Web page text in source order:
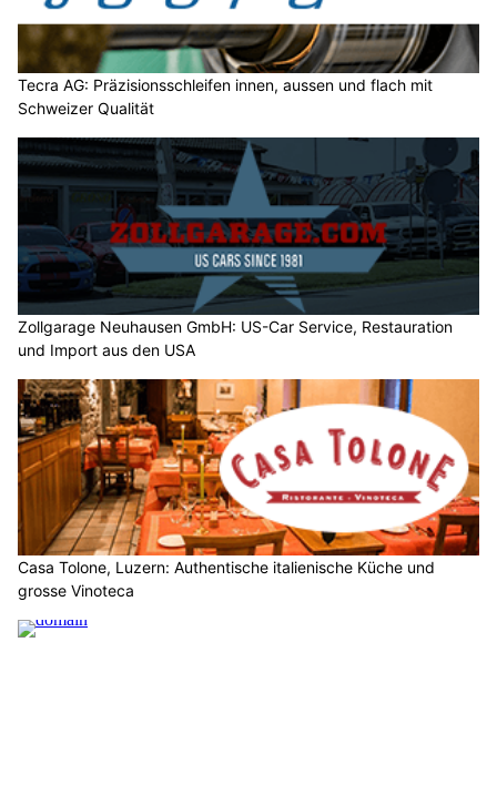
Tecra AG: Präzisionsschleifen innen, aussen und flach mit
Schweizer Qualität
Zollgarage Neuhausen GmbH: US-Car Service, Restauration
und Import aus den USA
Casa Tolone, Luzern: Authentische italienische Küche und
grosse Vinoteca